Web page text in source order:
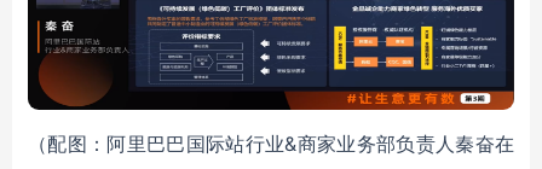
（配图：阿里巴巴国际站行业&商家业务部负责人秦奋在